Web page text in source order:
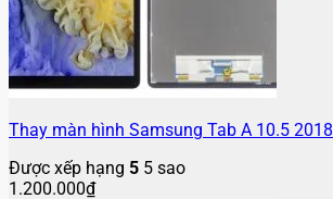
Thay màn hình Samsung Tab A 10.5 2018
Được xếp hạng 5 5 sao
1.200.000₫